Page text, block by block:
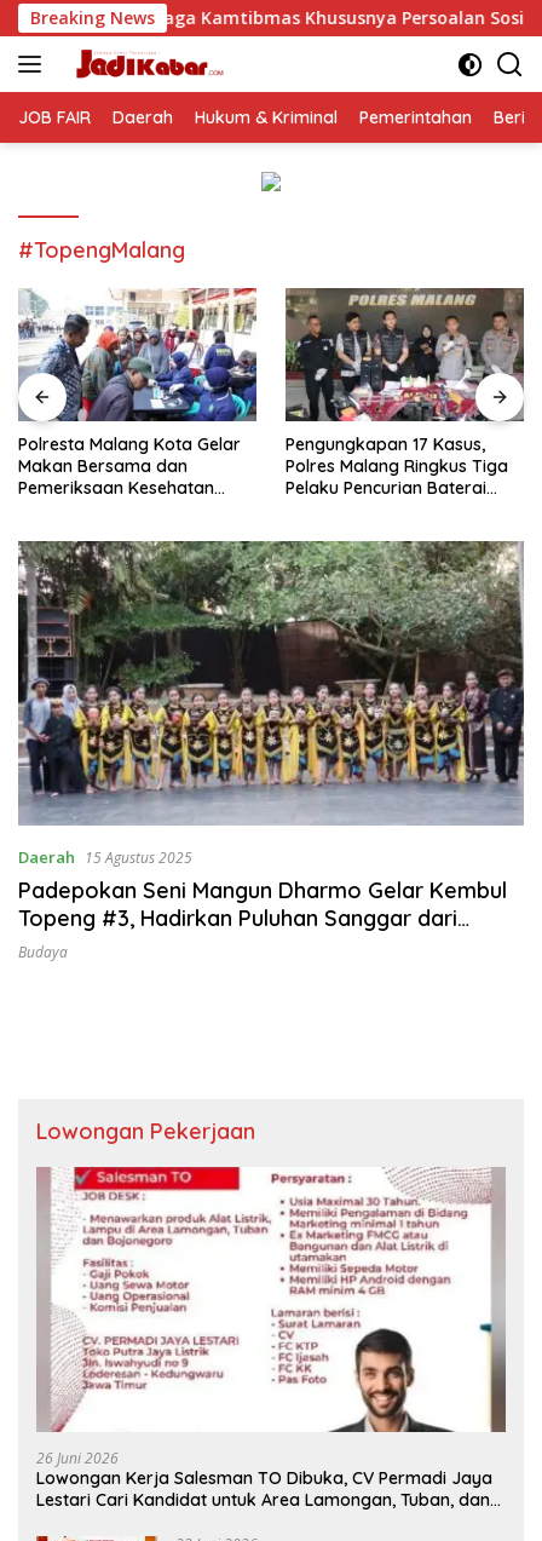
Langsung
ke
konten
Breaking NewsKhususnya Persoalan Sosial Polresta
JOB FAIR Daerah Hukum & Kriminal Pemerintahan
#TopengMalang
Polresta Malang Kota Gelar
Makan Bersama dan
Pemeriksaan Kesehatan
Pengungkapan 17 Kasus,
Polres Malang Ringkus Tiga
Pelaku Pencurian Baterai
Daerah 15 Agustus 2025
Padepokan Seni Mangun Dharmo Gelar Kembul
Topeng #3, Hadirkan Puluhan Sanggar dari
Berbagai Daerah
Budaya
Lowongan Pekerjaan
26 Juni 2026
Lowongan Kerja Salesman TO Dibuka, CV Permadi Jaya
Lestari Cari Kandidat untuk Area Lamongan, Tuban, dan